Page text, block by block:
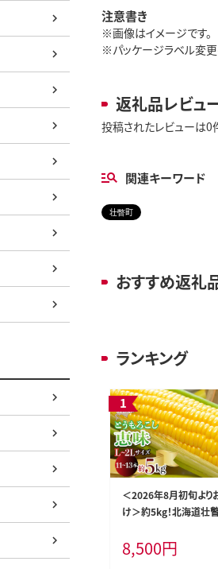
注意書き
※画像はイメージです。
※パッケージラベル変更
返礼品レビュ
投稿されたレビューは0
関連キーワード
壮瞥町
おすすめ返礼
ランキング
＜2026年8月初旬より
け＞約5kg！北海道壮
イズ 11～13本】
8,500円